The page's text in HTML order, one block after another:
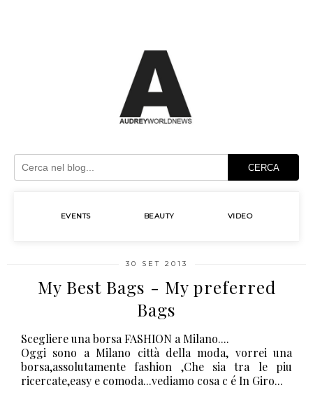
CERCA
EVENTS BEAUTY VIDEO
30 SET 2013
My Best Bags - My preferred
Bags
Scegliere una borsa FASHION a Milano....
Oggi sono a Milano città della moda, vorrei una
borsa,assolutamente fashion ,Che sia tra le piu
ricercate,easy e comoda...vediamo cosa c é In Giro...